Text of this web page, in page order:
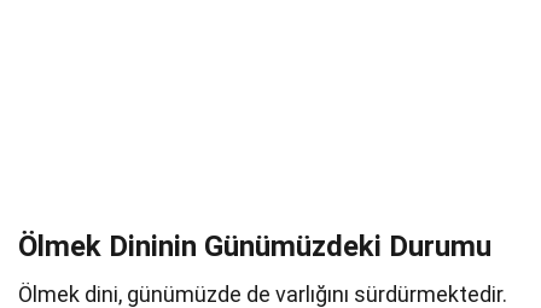
Ölmek Dininin Günümüzdeki Durumu
Ölmek dini, günümüzde de varlığını sürdürmektedir.